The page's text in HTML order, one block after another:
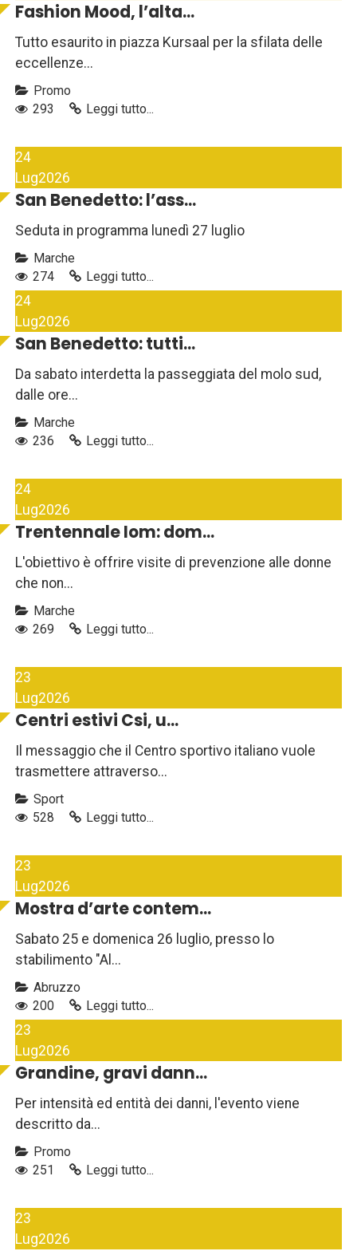
Fashion Mood, l’alta...
Tutto esaurito in piazza Kursaal per la sfilata delle
eccellenze...
Promo
293
Leggi tutto...
24
Lug2026
San Benedetto: l’ass...
Seduta in programma lunedì 27 luglio
Marche
274
Leggi tutto...
24
Lug2026
San Benedetto: tutti...
Da sabato interdetta la passeggiata del molo sud,
dalle ore...
Marche
236
Leggi tutto...
24
Lug2026
Trentennale Iom: dom...
L'obiettivo è offrire visite di prevenzione alle donne
che non...
Marche
269
Leggi tutto...
23
Lug2026
Centri estivi Csi, u...
Il messaggio che il Centro sportivo italiano vuole
trasmettere attraverso...
Sport
528
Leggi tutto...
23
Lug2026
Mostra d’arte contem...
Sabato 25 e domenica 26 luglio, presso lo
stabilimento "Al...
Abruzzo
200
Leggi tutto...
23
Lug2026
Grandine, gravi dann...
Per intensità ed entità dei danni, l'evento viene
descritto da...
Promo
251
Leggi tutto...
23
Lug2026